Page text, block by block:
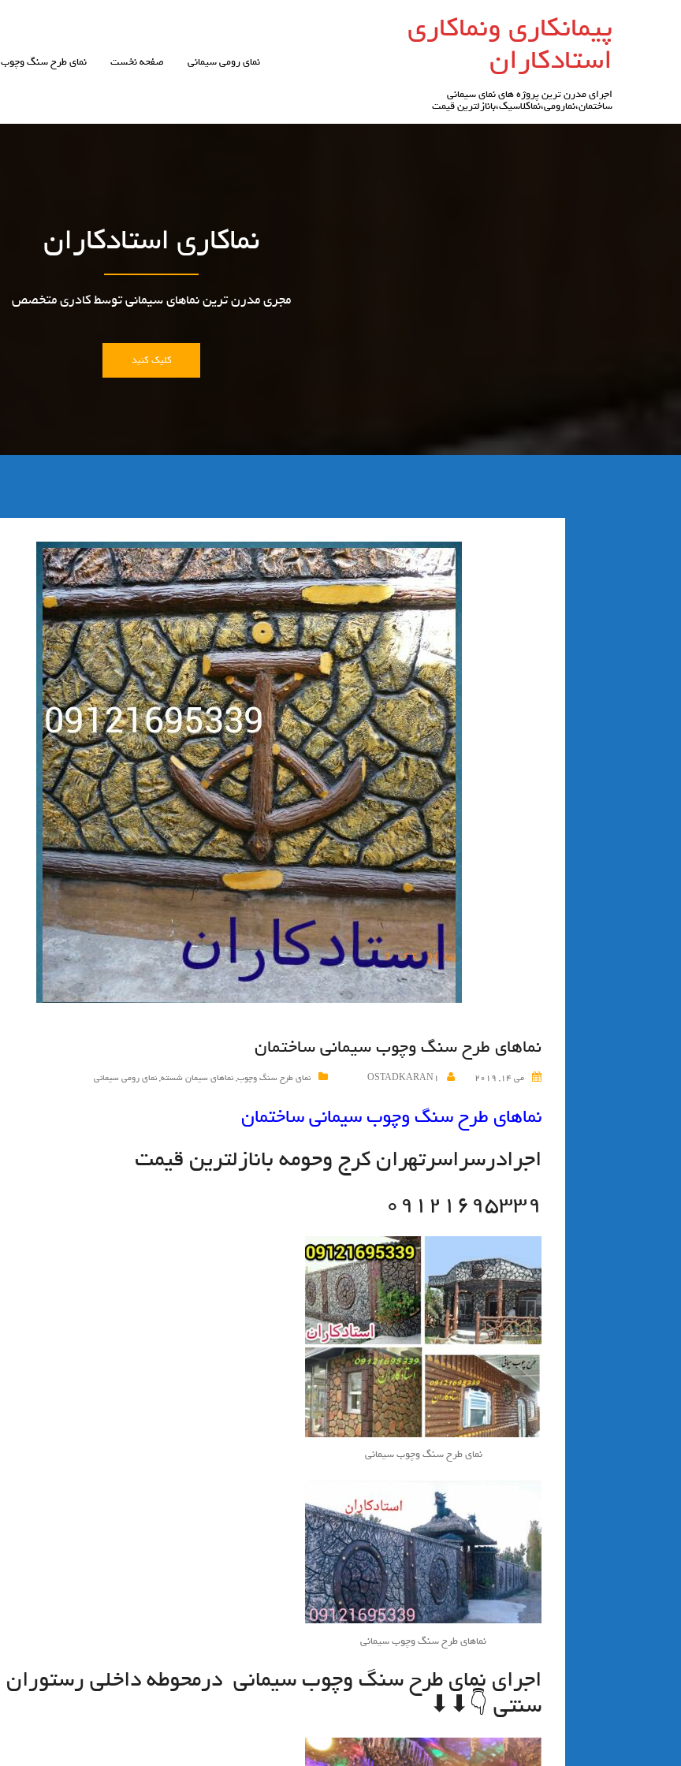
پیمانکاری ونماکاری
استادکاران
اجرای مدرن ترین پروژه های نمای سیمانی
ساختمان،نمارومی،نماکلاسیک،بانازلترین قیمت
نمای رومی سیمانی صفحه نخست نمای طرح سنگ وچوب
نماکاری استادکاران
مجری مدرن ترین نماهای سیمانی توسط کادری متخصص
کلیک کنید
نماهای طرح سنگ وچوب سیمانی ساختمان
می 14, 2019 OSTADKARAN1 نمای طرح سنگ وچوب,نماهای سیمان شسته,نمای رومی سیمانی
نماهای طرح سنگ وچوب سیمانی ساختمان
اجرادرسراسرتهران كرج وحومه بانازلترين قيمت
۰۹۱۲۱۶۹۵۳۳۹
نمای طرح سنگ وچوب سیمانی
نماهای طرح سنگ وچوب سیمانی
اجرای نمای طرح سنگ وچوب سیمانی درمحوطه داخلی رستوران
سنتی 👇⬇⬇